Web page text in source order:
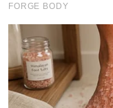
FORGE BODY